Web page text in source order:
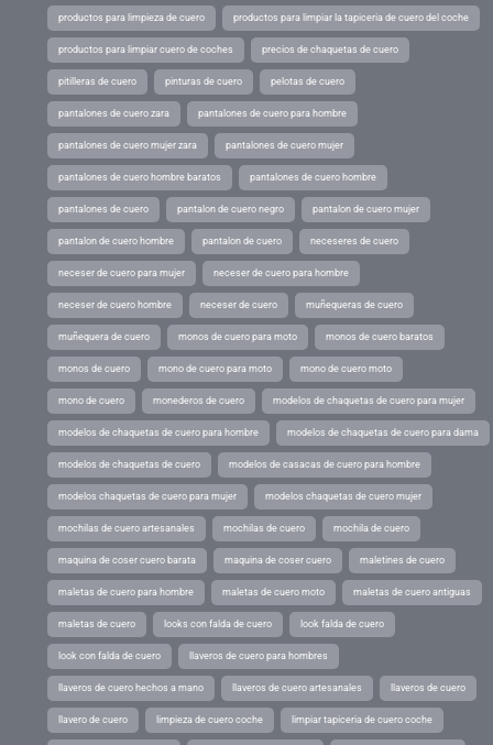
productos para limpieza de cuero productos para limpiar la tapiceria de cuero del coche
productos para limpiar cuero de coches precios de chaquetas de cuero
pitilleras de cuero pinturas de cuero pelotas de cuero
pantalones de cuero zara pantalones de cuero para hombre
pantalones de cuero mujer zara pantalones de cuero mujer
pantalones de cuero hombre baratos pantalones de cuero hombre
pantalones de cuero pantalon de cuero negro pantalon de cuero mujer
pantalon de cuero hombre pantalon de cuero neceseres de cuero
neceser de cuero para mujer neceser de cuero para hombre
neceser de cuero hombre neceser de cuero muñequeras de cuero
muñequera de cuero monos de cuero para moto monos de cuero baratos
monos de cuero mono de cuero para moto mono de cuero moto
mono de cuero monederos de cuero modelos de chaquetas de cuero para mujer
modelos de chaquetas de cuero para hombre modelos de chaquetas de cuero para dama
modelos de chaquetas de cuero modelos de casacas de cuero para hombre
modelos chaquetas de cuero para mujer modelos chaquetas de cuero mujer
mochilas de cuero artesanales mochilas de cuero mochila de cuero
maquina de coser cuero barata maquina de coser cuero maletines de cuero
maletas de cuero para hombre maletas de cuero moto maletas de cuero antiguas
maletas de cuero looks con falda de cuero look falda de cuero
look con falda de cuero llaveros de cuero para hombres
llaveros de cuero hechos a mano llaveros de cuero artesanales llaveros de cuero
llavero de cuero limpieza de cuero coche limpiar tapiceria de cuero coche